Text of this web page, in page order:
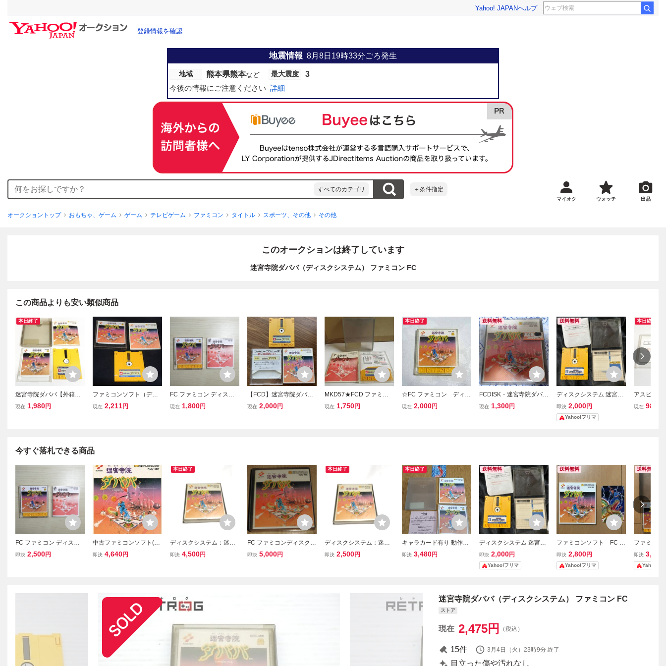
Yahoo! JAPANヘルプ
登録情報を確認
地震情報 8月8日19時33分ごろ発生
地域 熊本県熊本など 最大震度
3
今後の情報にご注意ください 詳細
すべてのカテゴリ ＋条件指定
マイオク ウォッチ 出品
オークショントップ おもちゃ、ゲーム ゲーム テレビゲーム ファミコン タイトル スポーツ、その他 その他
このオークションは終了しています
迷宮寺院ダババ（ディスクシステム） ファミコン FC
この商品よりも安い類似商品
本日終了
迷宮寺院ダババ【外箱・
説明書・動作確認済・同
現在 1,980円
ファミコンソフト（ディ
スクシステム）
現在 2,211円
FC ファミコン ディスク
システム ディスクカード
現在 1,800円
【FCD】迷宮寺院ダババ
KONAMI ファミコン ディ
現在 2,000円
MKD57★FCD ファミコ
ン ディスクシステム ソフ
現在 1,750円
本日終了
☆FC ファミコン ディス
クシステム 迷宮寺院
現在 2,000円
送料無料
FCDISK・迷宮寺院ダババ
（送料無料！）
現在 1,300円
送料無料
ディスクシステム 迷宮寺
院ダババ
即決 2,000円
Yahoo!フリマ
本日終了
アスピック
【動作確認
現在 980
今すぐ落札できる商品
FC ファミコン ディスク
システム ディスクカード
即決 2,500円
中古ファミコンソフト(デ
ィスクシステム) 迷宮寺院
即決 4,640円
本日終了
ディスクシステム：迷宮
寺院ダババ［動作品］外
即決 4,500円
FC ファミコンディスクシ
ステム 迷宮寺院ダババ
即決 5,000円
本日終了
ディスクシステム：迷宮
寺院ダババ［動作品］外
即決 2,500円
本日終了
キャラカード有り 動作確
認済み 迷宮寺院ダババ コ
即決 3,480円
送料無料
ディスクシステム 迷宮寺
院ダババ
即決 2,000円
Yahoo!フリマ
送料無料
ファミコンソフト FC デ
ィスクシステム 迷宮寺
院ダババ 説明書 キャ
ラカードのみ
即決 2,800円
Yahoo!フリマ
送料無料
ファミコ
ィスクシ
院ダババ
書 キャラ
即決 3,700
Yahoo!フ
迷宮寺院ダババ（ディスクシステム） ファミコン FC
ストア
現在 2,475円 （税込）
15件 3月4日（火）23時9分 終了
目立った傷や汚れなし